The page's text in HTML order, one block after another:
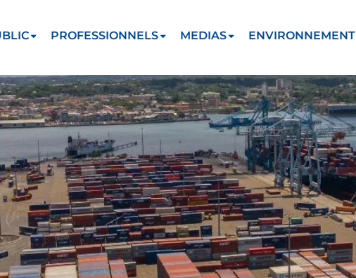
PROFESSIONNELS MEDIAS ENVIRONNEMENT